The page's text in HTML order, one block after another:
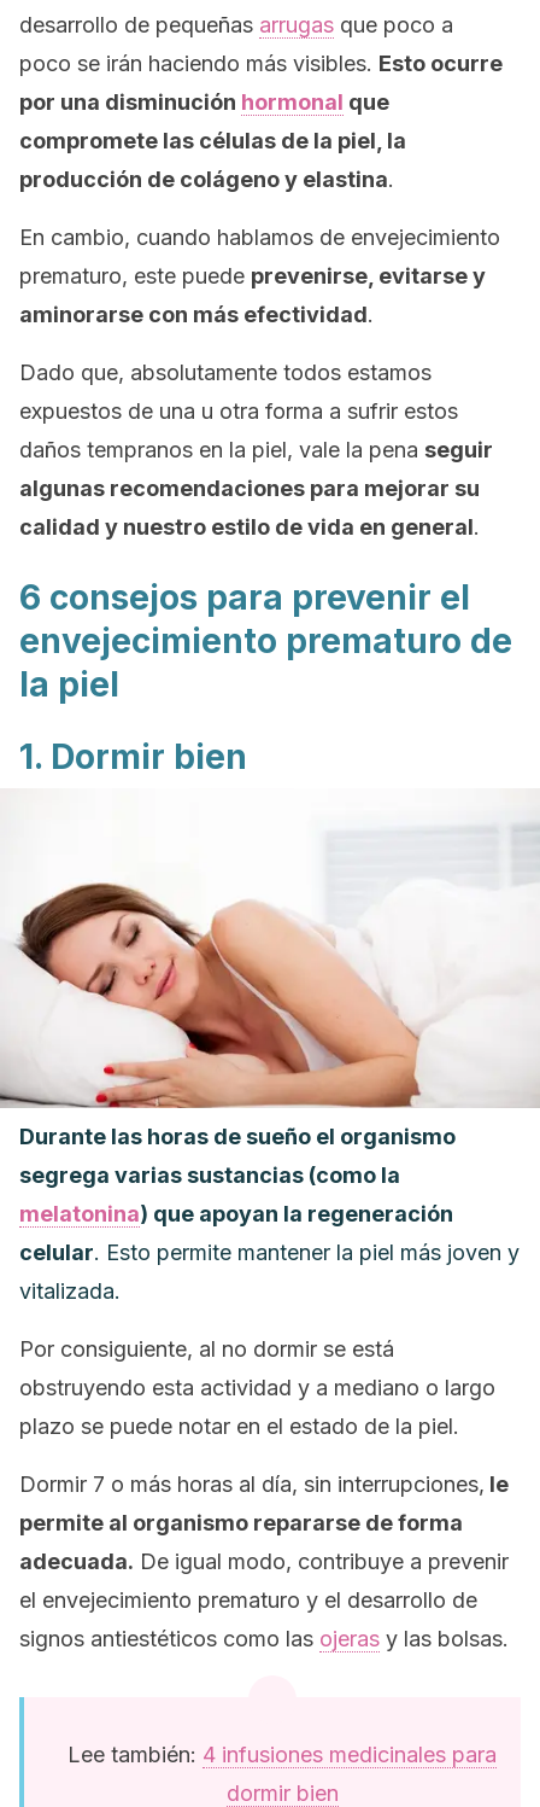
desarrollo de pequeñas arrugas que poco a
poco se irán haciendo más visibles. Esto ocurre
por una disminución hormonal que
compromete las células de la piel, la
producción de colágeno y elastina.
En cambio, cuando hablamos de envejecimiento
prematuro, este puede prevenirse, evitarse y
aminorarse con más efectividad.
Dado que, absolutamente todos estamos
expuestos de una u otra forma a sufrir estos
daños tempranos en la piel, vale la pena seguir
algunas recomendaciones para mejorar su
calidad y nuestro estilo de vida en general.
6 consejos para prevenir el
envejecimiento prematuro de
la piel
1. Dormir bien
Durante las horas de sueño el organismo
segrega varias sustancias (como la
melatonina) que apoyan la regeneración
celular. Esto permite mantener la piel más joven y
vitalizada.
Por consiguiente, al no dormir se está
obstruyendo esta actividad y a mediano o largo
plazo se puede notar en el estado de la piel.
Dormir 7 o más horas al día, sin interrupciones, le
permite al organismo repararse de forma
adecuada. De igual modo, contribuye a prevenir
el envejecimiento prematuro y el desarrollo de
signos antiestéticos como las ojeras y las bolsas.
Lee también: 4 infusiones medicinales para
dormir bien